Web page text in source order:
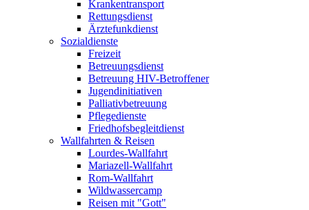
Krankentransport
Rettungsdienst
Ärztefunkdienst
Sozialdienste
Freizeit
Betreuungsdienst
Betreuung HIV-Betroffener
Jugendinitiativen
Palliativbetreuung
Pflegedienste
Friedhofsbegleitdienst
Wallfahrten & Reisen
Lourdes-Wallfahrt
Mariazell-Wallfahrt
Rom-Wallfahrt
Wildwassercamp
Reisen mit "Gott"